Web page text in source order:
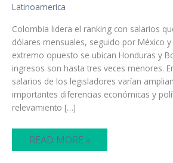
Latinoamerica
Colombia lidera el ranking con salarios
dólares mensuales, seguido por México y
extremo opuesto se ubican Honduras y
ingresos son hasta tres veces menores.
salarios de los legisladores varían
importantes diferencias económicas y
relevamiento […]
READ MORE »